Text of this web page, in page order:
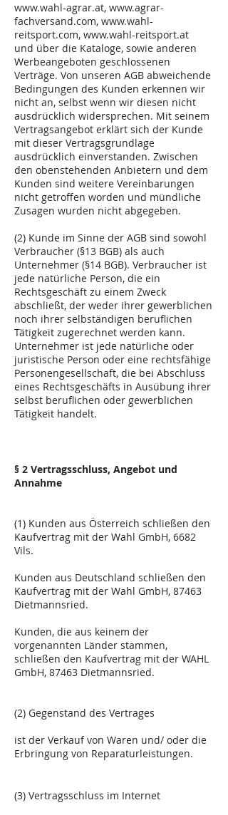
www.wahl-agrar.at, www.agrar-
fachversand.com, www.wahl-
reitsport.com, www.wahl-reitsport.at
und über die Kataloge, sowie anderen
Werbeangeboten geschlossenen
Verträge. Von unseren AGB abweichende
Bedingungen des Kunden erkennen wir
nicht an, selbst wenn wir diesen nicht
ausdrücklich widersprechen. Mit seinem
Vertragsangebot erklärt sich der Kunde
mit dieser Vertragsgrundlage
ausdrücklich einverstanden. Zwischen
den obenstehenden Anbietern und dem
Kunden sind weitere Vereinbarungen
nicht getroffen worden und mündliche
Zusagen wurden nicht abgegeben.
(2) Kunde im Sinne der AGB sind sowohl
Verbraucher (§13 BGB) als auch
Unternehmer (§14 BGB). Verbraucher ist
jede natürliche Person, die ein
Rechtsgeschäft zu einem Zweck
abschließt, der weder ihrer gewerblichen
noch ihrer selbständigen beruflichen
Tätigkeit zugerechnet werden kann.
Unternehmer ist jede natürliche oder
juristische Person oder eine rechtsfähige
Personengesellschaft, die bei Abschluss
eines Rechtsgeschäfts in Ausübung ihrer
selbst beruflichen oder gewerblichen
Tätigkeit handelt.
§ 2 Vertragsschluss, Angebot und
Annahme
(1) Kunden aus Österreich schließen den
Kaufvertrag mit der Wahl GmbH, 6682
Vils.
Kunden aus Deutschland schließen den
Kaufvertrag mit der Wahl GmbH, 87463
Dietmannsried.
Kunden, die aus keinem der
vorgenannten Länder stammen,
schließen den Kaufvertrag mit der WAHL
GmbH, 87463 Dietmannsried.
(2) Gegenstand des Vertrages
ist der Verkauf von Waren und/ oder die
Erbringung von Reparaturleistungen.
(3) Vertragsschluss im Internet